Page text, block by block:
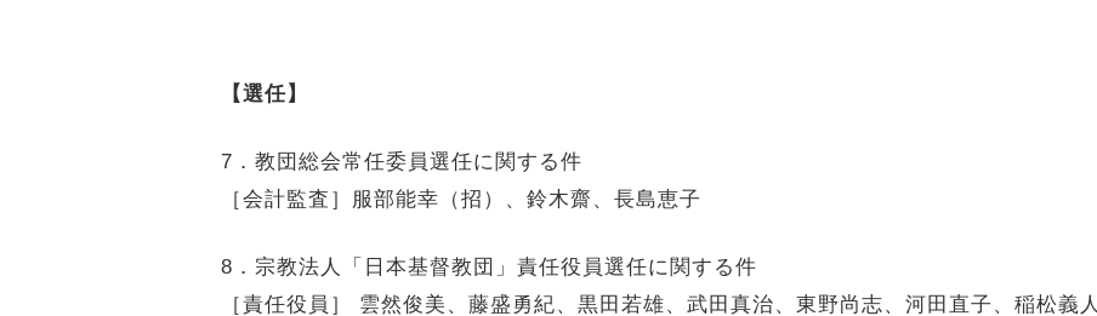
【選任】
7．教団総会常任委員選任に関する件
［会計監査］服部能幸（招）、鈴木齋、長島恵子
8．宗教法人「日本基督教団」責任役員選任に関する件
［責任役員］ 雲然俊美、藤盛勇紀、黒田若雄、武田真治、東野尚志、河田直子、稲松義人